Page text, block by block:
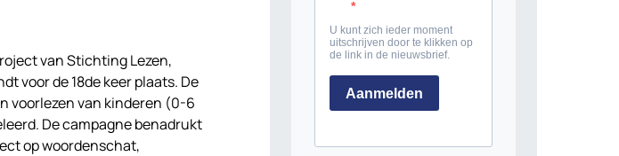
van Stichting Lezen,
voor de 18de keer plaats. De
voorlezen van kinderen (0-6
De campagne benadrukt
op woordenschat,